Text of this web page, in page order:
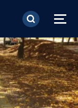
Inhalt